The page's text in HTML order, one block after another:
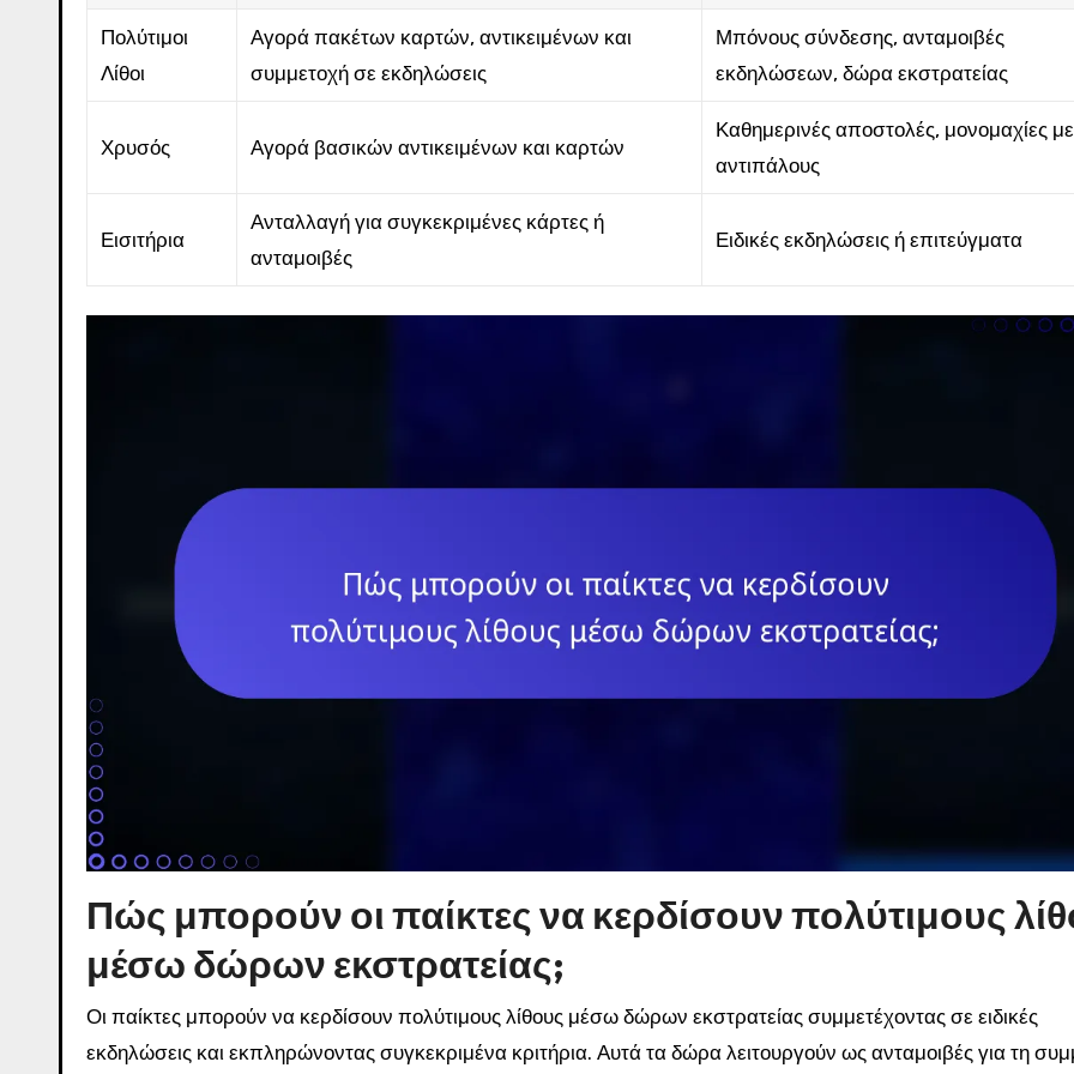
Πολύτιμοι
Λίθοι
Αγορά πακέτων καρτών, αντικειμένων και
συμμετοχή σε εκδηλώσεις
Μπόνους σύνδεσης, ανταμοιβές
εκδηλώσεων, δώρα εκστρατείας
Χρυσός Αγορά βασικών αντικειμένων και καρτών
Καθημερινές αποστολές, μονομαχίες με
αντιπάλους
Εισιτήρια
Ανταλλαγή για συγκεκριμένες κάρτες ή
ανταμοιβές
Ειδικές εκδηλώσεις ή επιτεύγματα
Πώς μπορούν οι παίκτες να κερδίσουν πολύτιμους
μέσω δώρων εκστρατείας;
Οι παίκτες μπορούν να κερδίσουν πολύτιμους λίθους μέσω δώρων εκστρατείας συμμετέχοντας σε ειδικές
εκδηλώσεις και εκπληρώνοντας συγκεκριμένα κριτήρια. Αυτά τα δώρα λειτουργούν ως ανταμοιβές για τη